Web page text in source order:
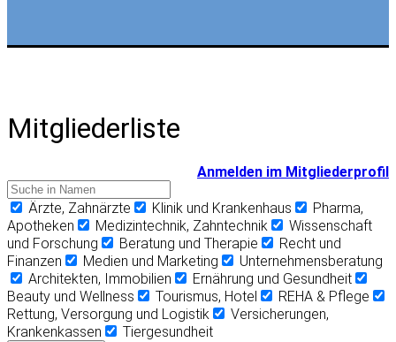
Mitgliederliste
Anmelden im Mitgliederprofil
Ärzte, Zahnärzte Klinik und Krankenhaus
Pharma,
Apotheken
Medizintechnik, Zahntechnik
Wissenschaft
und Forschung
Beratung und Therapie
Recht und
Finanzen
Medien und Marketing
Unternehmensberatung
Architekten, Immobilien
Ernährung und Gesundheit
Beauty und Wellness
Tourismus, Hotel
REHA & Pflege
Rettung, Versorgung und Logistik
Versicherungen,
Krankenkassen
Tiergesundheit